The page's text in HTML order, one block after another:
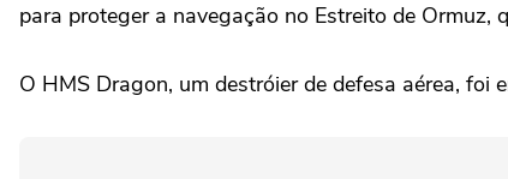
para proteger a navegação no Estreito de Ormuz,
O HMS Dragon, um destróier ‌de defesa aérea, foi